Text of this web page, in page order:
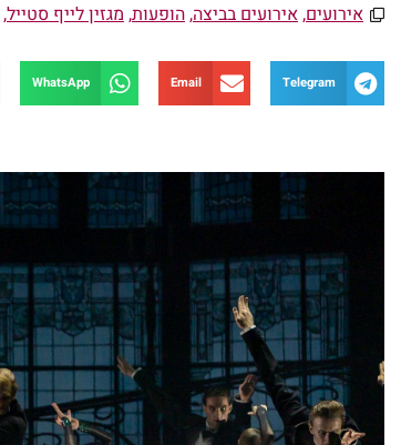
אירועים,אירועים בביצה,הופעות,מגזין לייף סטייל,
Telegram
Email
WhatsApp